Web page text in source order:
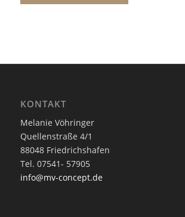
KONTAKT
Melanie Vöhringer
Quellenstraße 4/1
88048 Friedrichshafen
Tel. 07541- 57905
info@mv-concept.de